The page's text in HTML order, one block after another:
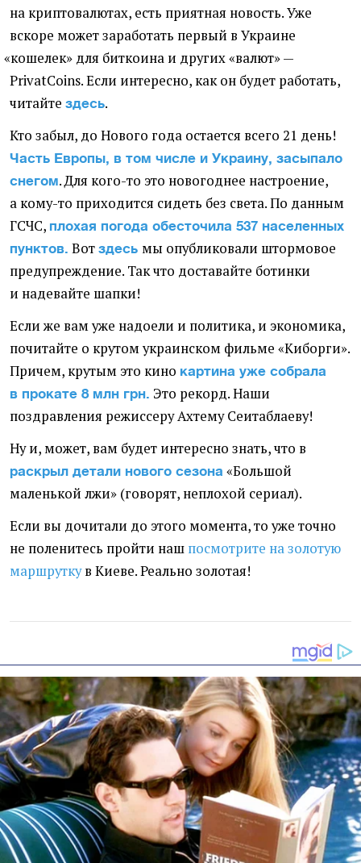
на криптовалютах, есть приятная новость. Уже
вскоре может заработать первый в Украине
«кошелек» для биткоина и других«валют» —
PrivatCoins. Если интересно, как он будет работать,
читайте здесь.
Кто забыл, до Нового года остается всего 21 день!
Часть Европы, в том числе и Украину, засыпало
снегом. Для кого-то это новогоднее настроение,
а кому-то приходится сидеть без света. По данным
ГСЧС, плохая погода обесточила 537 населенных
пунктов. Вот здесь мы опубликовали штормовое
предупреждение. Так что доставайте ботинки
и надевайте шапки!
Если же вам уже надоели и политика, и экономика,
почитайте о крутом украинском фильме «Киборги».
Причем, крутым это кино картина уже собрала
в прокате 8 млн грн. Это рекорд. Наши
поздравления режиссеру Ахтему Сеитаблаеву!
Ну и, может, вам будет интересно знать, что в
раскрыл детали нового сезона «Большой
маленькой лжи» (говорят, неплохой сериал).
Если вы дочитали до этого момента, то уже точно
не поленитесь пройти наш посмотрите на золотую
маршруткув Киеве. Реально золотая!